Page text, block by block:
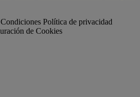
Política de privacidad
de Cookies